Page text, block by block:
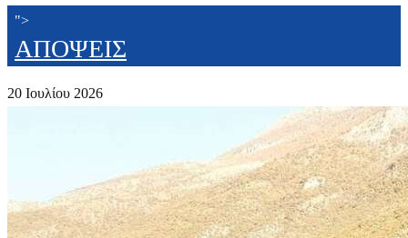
">
ΑΠΟΨΕΙΣ
20 Ιουλίου 2026